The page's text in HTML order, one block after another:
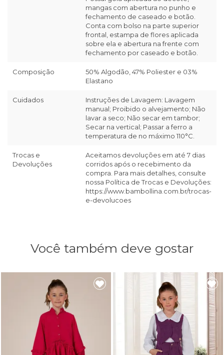
mangas com abertura no punho e
fechamento de caseado e botão.
Conta com bolso na parte superior
frontal, estampa de flores aplicada
sobre ela e abertura na frente com
fechamento por caseado e botão.
Composição
50% Algodão, 47% Poliester e 03%
Elastano
Cuidados
Instruções de Lavagem: Lavagem
manual; Proibido o alvejamento; Não
lavar a seco; Não secar em tambor;
Secar na vertical; Passar a ferro a
temperatura de no máximo 110°C.
Trocas e
Devoluções
Aceitamos devoluções em até 7 dias
corridos após o recebimento da
compra. Para mais detalhes, consulte
nossa Política de Trocas e Devoluções:
https://www.bambollina.com.br/trocas-
e-devolucoes
Você também deve gostar